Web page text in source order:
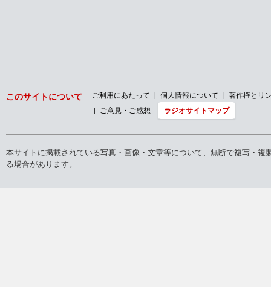
このサイトについて ご利用にあたって 個人情報について
著作権とリ
ご意見・ご感想
ラジオサイトマップ
本サイトに掲載されている写真・画像・文章等について、無断で複写・
る場合があります。